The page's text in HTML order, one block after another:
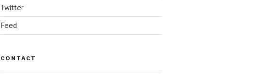
Twitter
Feed
CONTACT